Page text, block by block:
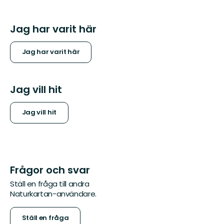
Jag har varit här
Jag har varit här
Jag vill hit
Jag vill hit
Frågor och svar
Ställ en fråga till andra
Naturkartan-användare.
Ställ en fråga